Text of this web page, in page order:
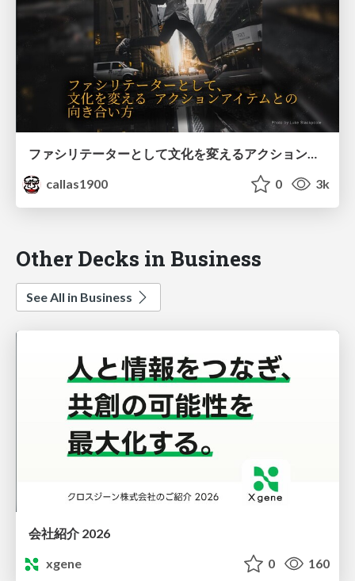
ファシリテーターとして文化を変えるアクションアイテムとの向き合い方
callas1900
0 3k
Other Decks in Business
See All in Business
会社紹介 2026
xgene
0 160